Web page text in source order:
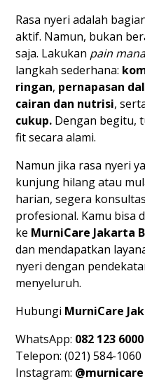
Rasa nyeri adalah
aktif. Namun, bukan
saja. Lakukan pain
langkah sederhana:
ringan, pernapasan
cairan dan nutrisi,
cukup. Dengan begitu,
fit secara alami.
Namun jika rasa nyeri
kunjung hilang atau
harian, segera
profesional. Kamu bisa
ke MurniCare Jakarta
dan mendapatkan
nyeri dengan
menyeluruh.
Hubungi MurniCare
WhatsApp: 082 123
Telepon: (021) 584-1060
Instagram: @murnicare